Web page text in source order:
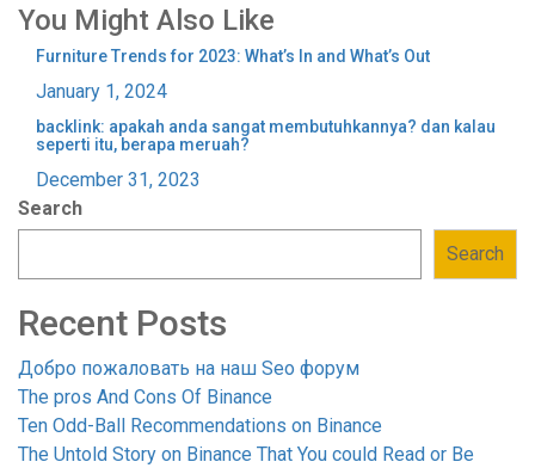
You Might Also Like
Furniture Trends for 2023: What’s In and What’s Out
January 1, 2024
backlink: apakah anda sangat membutuhkannya? dan kalau
seperti itu, berapa meruah?
December 31, 2023
Search
Search
Recent Posts
Добро пожаловать на наш Seo форум
The pros And Cons Of Binance
Ten Odd-Ball Recommendations on Binance
The Untold Story on Binance That You could Read or Be